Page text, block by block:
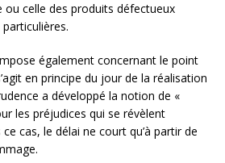
ou celle des produits défectueux
également concernant le point
en principe du jour de la réalisation
a développé la notion de «
les préjudices qui se révèlent
cas, le délai ne court qu’à partir de